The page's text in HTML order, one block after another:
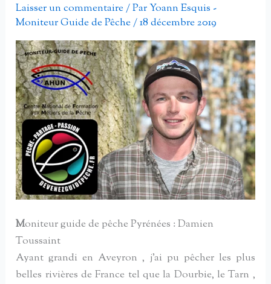
Laisser un commentaire/ ParYoann Esquis -
Moniteur Guide de Pêche/18 décembre 2019
Moniteur guide de pêche Pyrénées : Damien
Toussaint
Ayant grandi en Aveyron , j’ai pu pêcher les plus
belles rivières de France tel que la Dourbie, le Tarn ,